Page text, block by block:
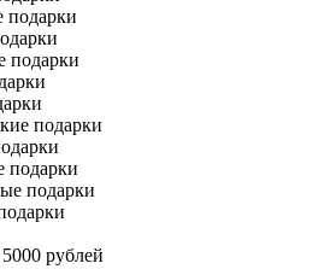
подарки
подарки
подарки
подарки
подарки
рублей